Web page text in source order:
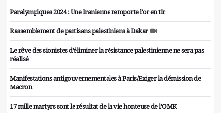
Paralympiques 2024 : Une Iranienne remporte l'or en tir
Rassemblement de partisans palestiniens à Dakar
Le rêve des sionistes d'éliminer la résistance palestinienne ne sera pas
réalisé
Manifestations antigouvernementales à Paris/Exiger la démission de
Macron
17 mille martyrs sont le résultat de la vie honteuse de l’OMK